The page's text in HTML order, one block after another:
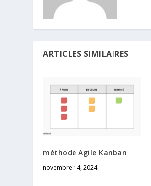
ARTICLES SIMILAIRES
méthode Agile Kanban
novembre 14, 2024